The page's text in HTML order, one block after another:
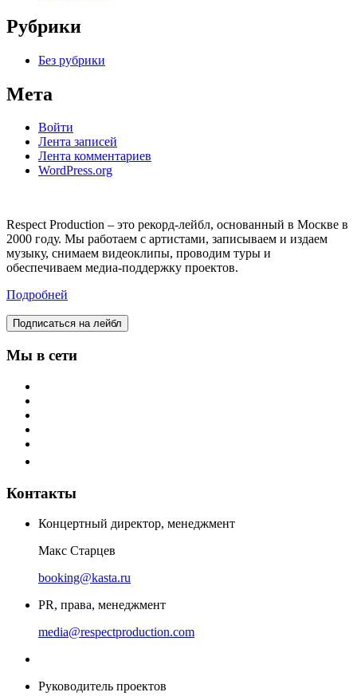
Рубрики
Без рубрики
Мета
Войти
Лента записей
Лента комментариев
WordPress.org
Respect Production – это рекорд-лейбл, основанный в Москве в
2000 году. Мы работаем с артистами, записываем и издаем
музыку, снимаем видеоклипы, проводим туры и
обеспечиваем медиа-поддержку проектов.
Подробней
Подписаться на лейбл
Мы в сети
Контакты
Концертный директор, менеджмент
Макс Старцев
booking@kasta.ru
PR, права, менеджмент
media@respectproduction.com
Руководитель проектов